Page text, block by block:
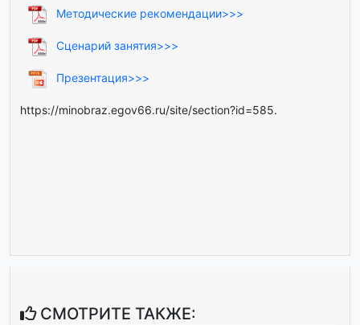
Методические рекомендации>>>
Сценарий занятия>>>
Презентация>>>
https://minobraz.egov66.ru/site/section?id=585.
СМОТРИТЕ ТАКЖЕ: